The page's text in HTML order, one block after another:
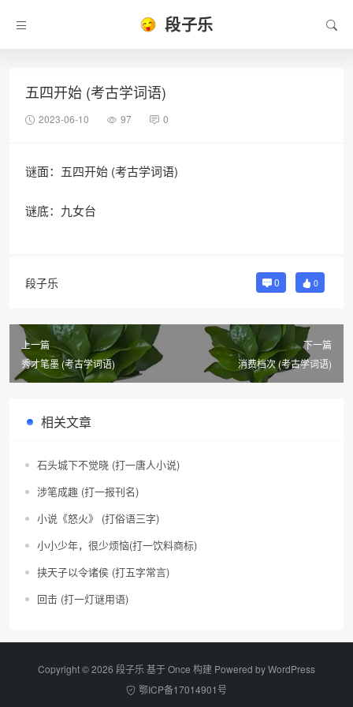
段子乐
五四开始 (考古学词语)
2023-06-10 97 0
谜面：五四开始 (考古学词语)
谜底：九女台
段子乐 0 0
上一篇
秀才笔墨 (考古学词语)
下一篇
消费档次 (考古学词语)
相关文章
石头城下不觉晓 (打一唐人小说)
涉笔成趣 (打一报刊名)
小说《怒火》 (打俗语三字)
小小少年，很少烦恼(打一饮料商标)
挟天子以令诸侯 (打五字常言)
回击 (打一灯谜用语)
Copyright © 2026 段子乐 基于 Once 构建 Powered byWordPress
鄂ICP备17014901号